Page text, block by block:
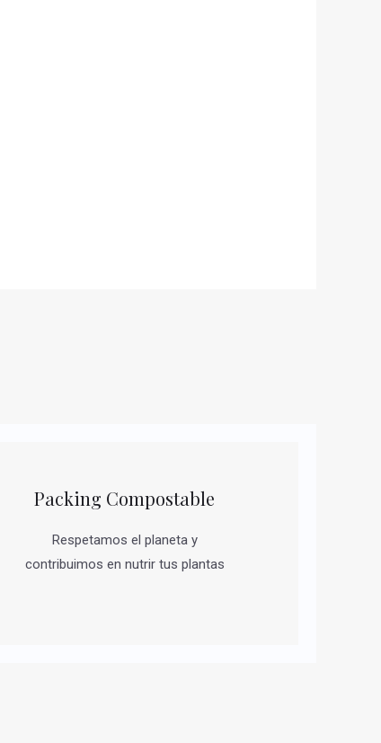
Packing Compostable
Respetamos el planeta y
contribuimos en nutrir tus plantas